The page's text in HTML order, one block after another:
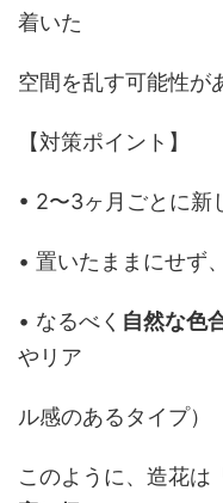
着いた
空間を乱す可能性が
【対策ポイント】
• 2〜3ヶ月ごとに新
• 置いたままにせず、
• なるべく 自然な色
やリア
ル感のあるタイプ）
このように、造花は